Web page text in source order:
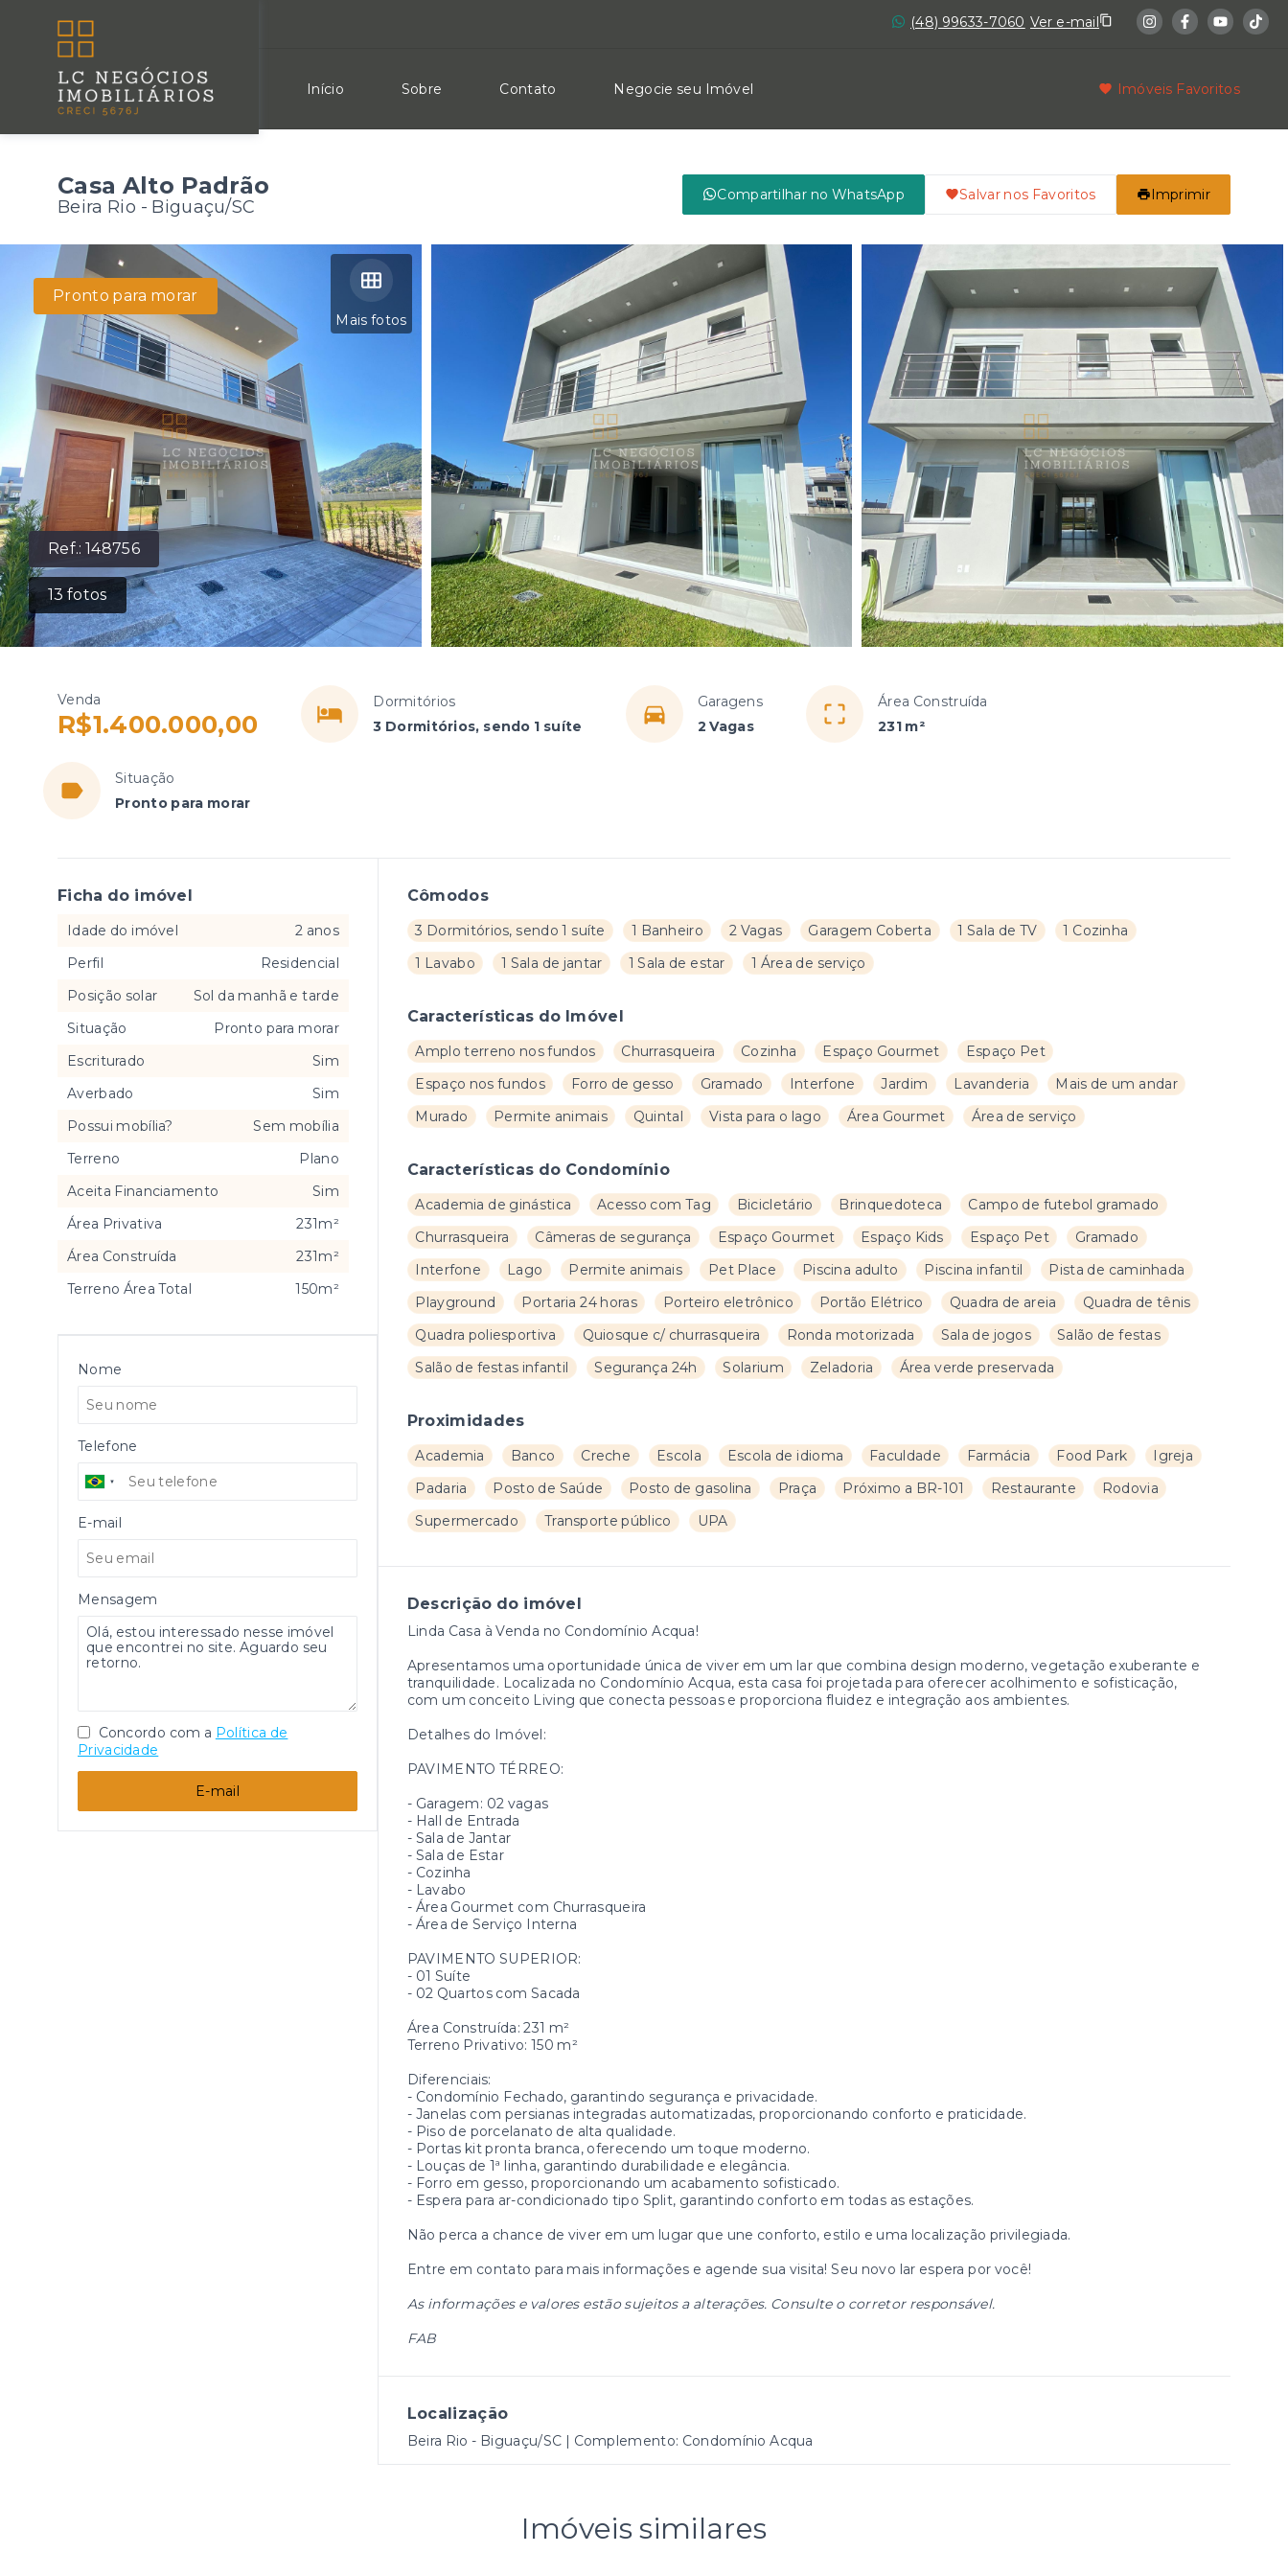
(48) 99633-7060 Ver e-mail
Início Sobre Contato Negocie seu Imóvel Imóveis Favoritos
Casa Alto Padrão
Beira Rio - Biguaçu/SC
Compartilhar no WhatsApp Salvar nos Favoritos Imprimir
Ref.:148756
13 fotos
Mais fotos
Pronto para morar
Venda
R$1.400.000,00
Dormitórios
3 Dormitórios, sendo 1 suíte
Garagens
2 Vagas
Área Construída
231 m²
Situação
Pronto para morar
Cômodos
3 Dormitórios, sendo 1 suíte 1 Banheiro 2 Vagas Garagem Coberta 1 Sala de TV
1 Cozinha
1 Lavabo
1 Sala de jantar 1 Sala de estar 1 Área de serviço
Características do Imóvel
Amplo terreno nos fundos Churrasqueira Cozinha Espaço Gourmet
Espaço Pet
Espaço nos fundos
Forro de gesso Gramado Interfone Jardim Lavanderia
Mais de um andar
Murado
Permite animais Quintal Vista para o lago Área Gourmet Área de serviço
Características do Condomínio
Academia de ginástica Acesso com Tag Bicicletário Brinquedoteca
Campo de futebol gramado
Churrasqueira
Câmeras de segurança Espaço Gourmet Espaço Kids Espaço Pet
Gramado
Interfone
Lago Permite animais Pet Place Piscina adulto Piscina infantil
Pista de caminhada
Playground
Portaria 24 horas Porteiro eletrônico Portão Elétrico Quadra de areia
Quadra de tênis
Quadra poliesportiva
Quiosque c/ churrasqueira Ronda motorizada Sala de jogos
Salão de festas
Salão de festas infantil
Segurança 24h Solarium Zeladoria Área verde preservada
Proximidades
Academia Banco Creche Escola Escola de idioma Faculdade Farmácia Food Park
Igreja
Padaria
Posto de Saúde Posto de gasolina Praça Próximo a BR-101 Restaurante
Rodovia
Supermercado
Transporte público UPA
Descrição do imóvel
Linda Casa à Venda no Condomínio Acqua!
Apresentamos uma oportunidade única de viver em um lar que combina design moderno, vegetação exuberante e
tranquilidade. Localizada no Condomínio Acqua, esta casa foi projetada para oferecer acolhimento e sofisticação,
com um conceito Living que conecta pessoas e proporciona fluidez e integração aos ambientes.
Detalhes do Imóvel:
PAVIMENTO TÉRREO:
- Garagem: 02 vagas
- Hall de Entrada
- Sala de Jantar
- Sala de Estar
- Cozinha
- Lavabo
- Área Gourmet com Churrasqueira
- Área de Serviço Interna
PAVIMENTO SUPERIOR:
- 01 Suíte
- 02 Quartos com Sacada
Área Construída: 231 m²
Terreno Privativo: 150 m²
Diferenciais:
- Condomínio Fechado, garantindo segurança e privacidade.
- Janelas com persianas integradas automatizadas, proporcionando conforto e praticidade.
- Piso de porcelanato de alta qualidade.
- Portas kit pronta branca, oferecendo um toque moderno.
- Louças de 1ª linha, garantindo durabilidade e elegância.
- Forro em gesso, proporcionando um acabamento sofisticado.
- Espera para ar-condicionado tipo Split, garantindo conforto em todas as estações.
Não perca a chance de viver em um lugar que une conforto, estilo e uma localização privilegiada.
Entre em contato para mais informações e agende sua visita! Seu novo lar espera por você!
As informações e valores estão sujeitos a alterações. Consulte o corretor responsável.
FAB
Localização
Beira Rio - Biguaçu/SC | Complemento: Condomínio Acqua
Ficha do imóvel
Idade do imóvel
2 anos
Perfil
Residencial
Posição solar
Sol da manhã e tarde
Situação
Pronto para morar
Escriturado
Sim
Averbado
Sim
Possui mobília?
Sem mobília
Terreno
Plano
Aceita Financiamento
Sim
Área Privativa
231m²
Área Construída
231m²
Terreno Área Total
150m²
Nome
Telefone
E-mail
Mensagem
Concordo com a Política de
Privacidade
E-mail
Imóveis similares